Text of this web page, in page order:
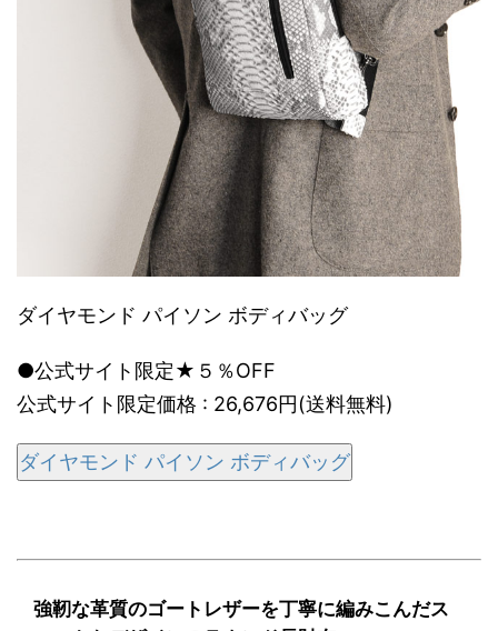
ダイヤモンド パイソン ボディバッグ
●公式サイト限定★５％OFF
公式サイト限定価格 : 26,676円(送料無料)
ダイヤモンド パイソン ボディバッグ
強靭な革質のゴートレザーを丁寧に編みこんだス